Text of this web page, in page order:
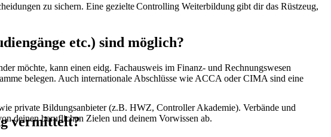
zu sichern. Eine gezielte Controlling Weiterbildung gibt dir das Rüstzeug,
etc.) sind möglich?
möchte, kann einen eidg. Fachausweis im Finanz- und Rechnungswesen
belegen. Auch internationale Abschlüsse wie ACCA oder CIMA sind eine
private Bildungsanbieter (z.B. HWZ, Controller Akademie). Verbände und
deinen beruflichen Zielen und deinem Vorwissen ab.
vermittelt?